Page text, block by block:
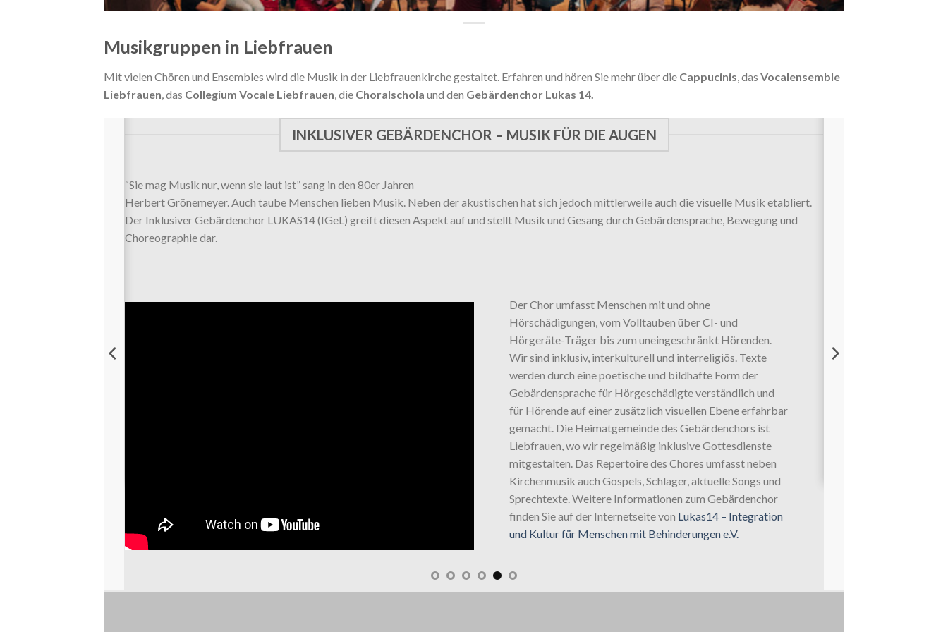
Musikgruppen in Liebfrauen
Mit vielen Chören und Ensembles wird die Musik in der Liebfrauenkirche gestaltet. Erfahren und hören Sie mehr über die Cappucinis , das Vocalensemble
Liebfrauen , das Collegium Vocale Liebfrauen , die Choralschola und den Gebärdenchor Lukas 14.
INKLUSIVER GEBÄRDENCHOR – MUSIK FÜR DIE AUGEN
“Sie mag Musik nur, wenn sie laut ist” sang in den 80er Jahren
Herbert Grönemeyer. Auch taube Menschen lieben Musik. Neben der akustischen hat sich jedoch mittlerweile auch die visuelle Musik etabliert.
Der Inklusiver Gebärdenchor LUKAS14 (IGeL) greift diesen Aspekt auf und stellt Musik und Gesang durch Gebärdensprache, Bewegung und
Choreographie dar.
Der Chor umfasst Menschen mit und ohne
Hörschädigungen, vom Volltauben über CI- und
Hörgeräte-Träger bis zum uneingeschränkt Hörenden.
Wir sind inklusiv, interkulturell und interreligiös. Texte
werden durch eine poetische und bildhafte Form der
Gebärdensprache für Hörgeschädigte verständlich und
für Hörende auf einer zusätzlich visuellen Ebene erfahrbar
gemacht. Die Heimatgemeinde des Gebärdenchors ist
Liebfrauen, wo wir regelmäßig inklusive Gottesdienste
mitgestalten. Das Repertoire des Chores umfasst neben
Kirchenmusik auch Gospels, Schlager, aktuelle Songs und
Sprechtexte. Weitere Informationen zum Gebärdenchor
finden Sie auf der Internetseite von Lukas14 – Integration
und Kultur für Menschen mit Behinderungen e.V.